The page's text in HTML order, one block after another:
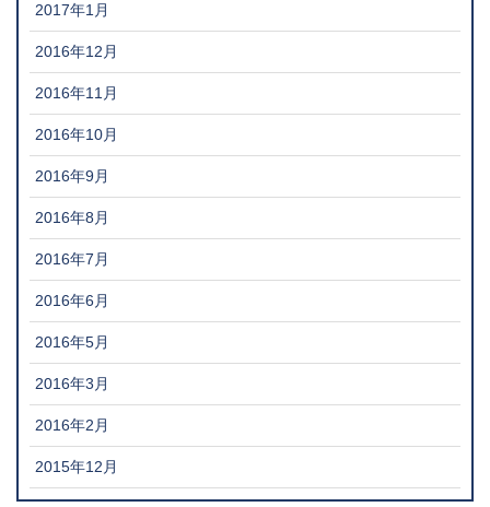
2017年1月
2016年12月
2016年11月
2016年10月
2016年9月
2016年8月
2016年7月
2016年6月
2016年5月
2016年3月
2016年2月
2015年12月